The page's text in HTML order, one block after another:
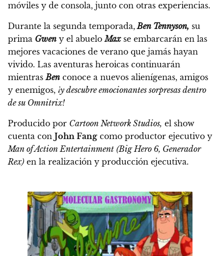
móviles y de consola, junto con otras experiencias.
Durante la segunda temporada,Ben Tennyson, su
prima Gwen y el abueloMaxse embarcarán en las
mejores vacaciones de verano que jamás hayan
vivido. Las aventuras heroicas continuarán
mientrasBen conoce a nuevos alienígenas, amigos
y enemigos, ¡y descubre emocionantes sorpresas dentro
de su Omnitrix!
Producido por Cartoon Network Studios, el show
cuenta con John Fang como productor ejecutivo y
Man of Action Entertainment (Big Hero 6, Generador
Rex) en la realización y producción ejecutiva.